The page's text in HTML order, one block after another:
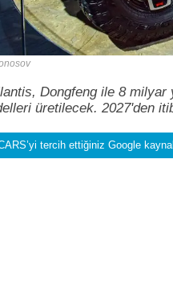
Dongfeng ile 8 milyar
üretilecek. 2027'den
tercih ettiğiniz Google